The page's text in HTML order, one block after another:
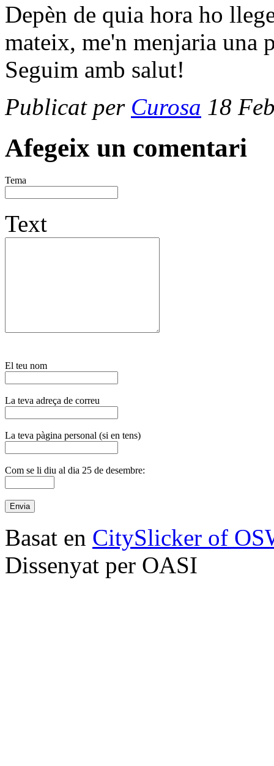
Depèn de quia hora ho
mateix, me'n menjaria una
Seguim amb salut!
Publicat per Curosa 18
Afegeix un comentari
Tema
Text
El teu nom
La teva adreça de correu
La teva pàgina personal (si en tens)
Com se li diu al dia 25 de desembre:
Basat en CitySlicker of
Dissenyat per OASI